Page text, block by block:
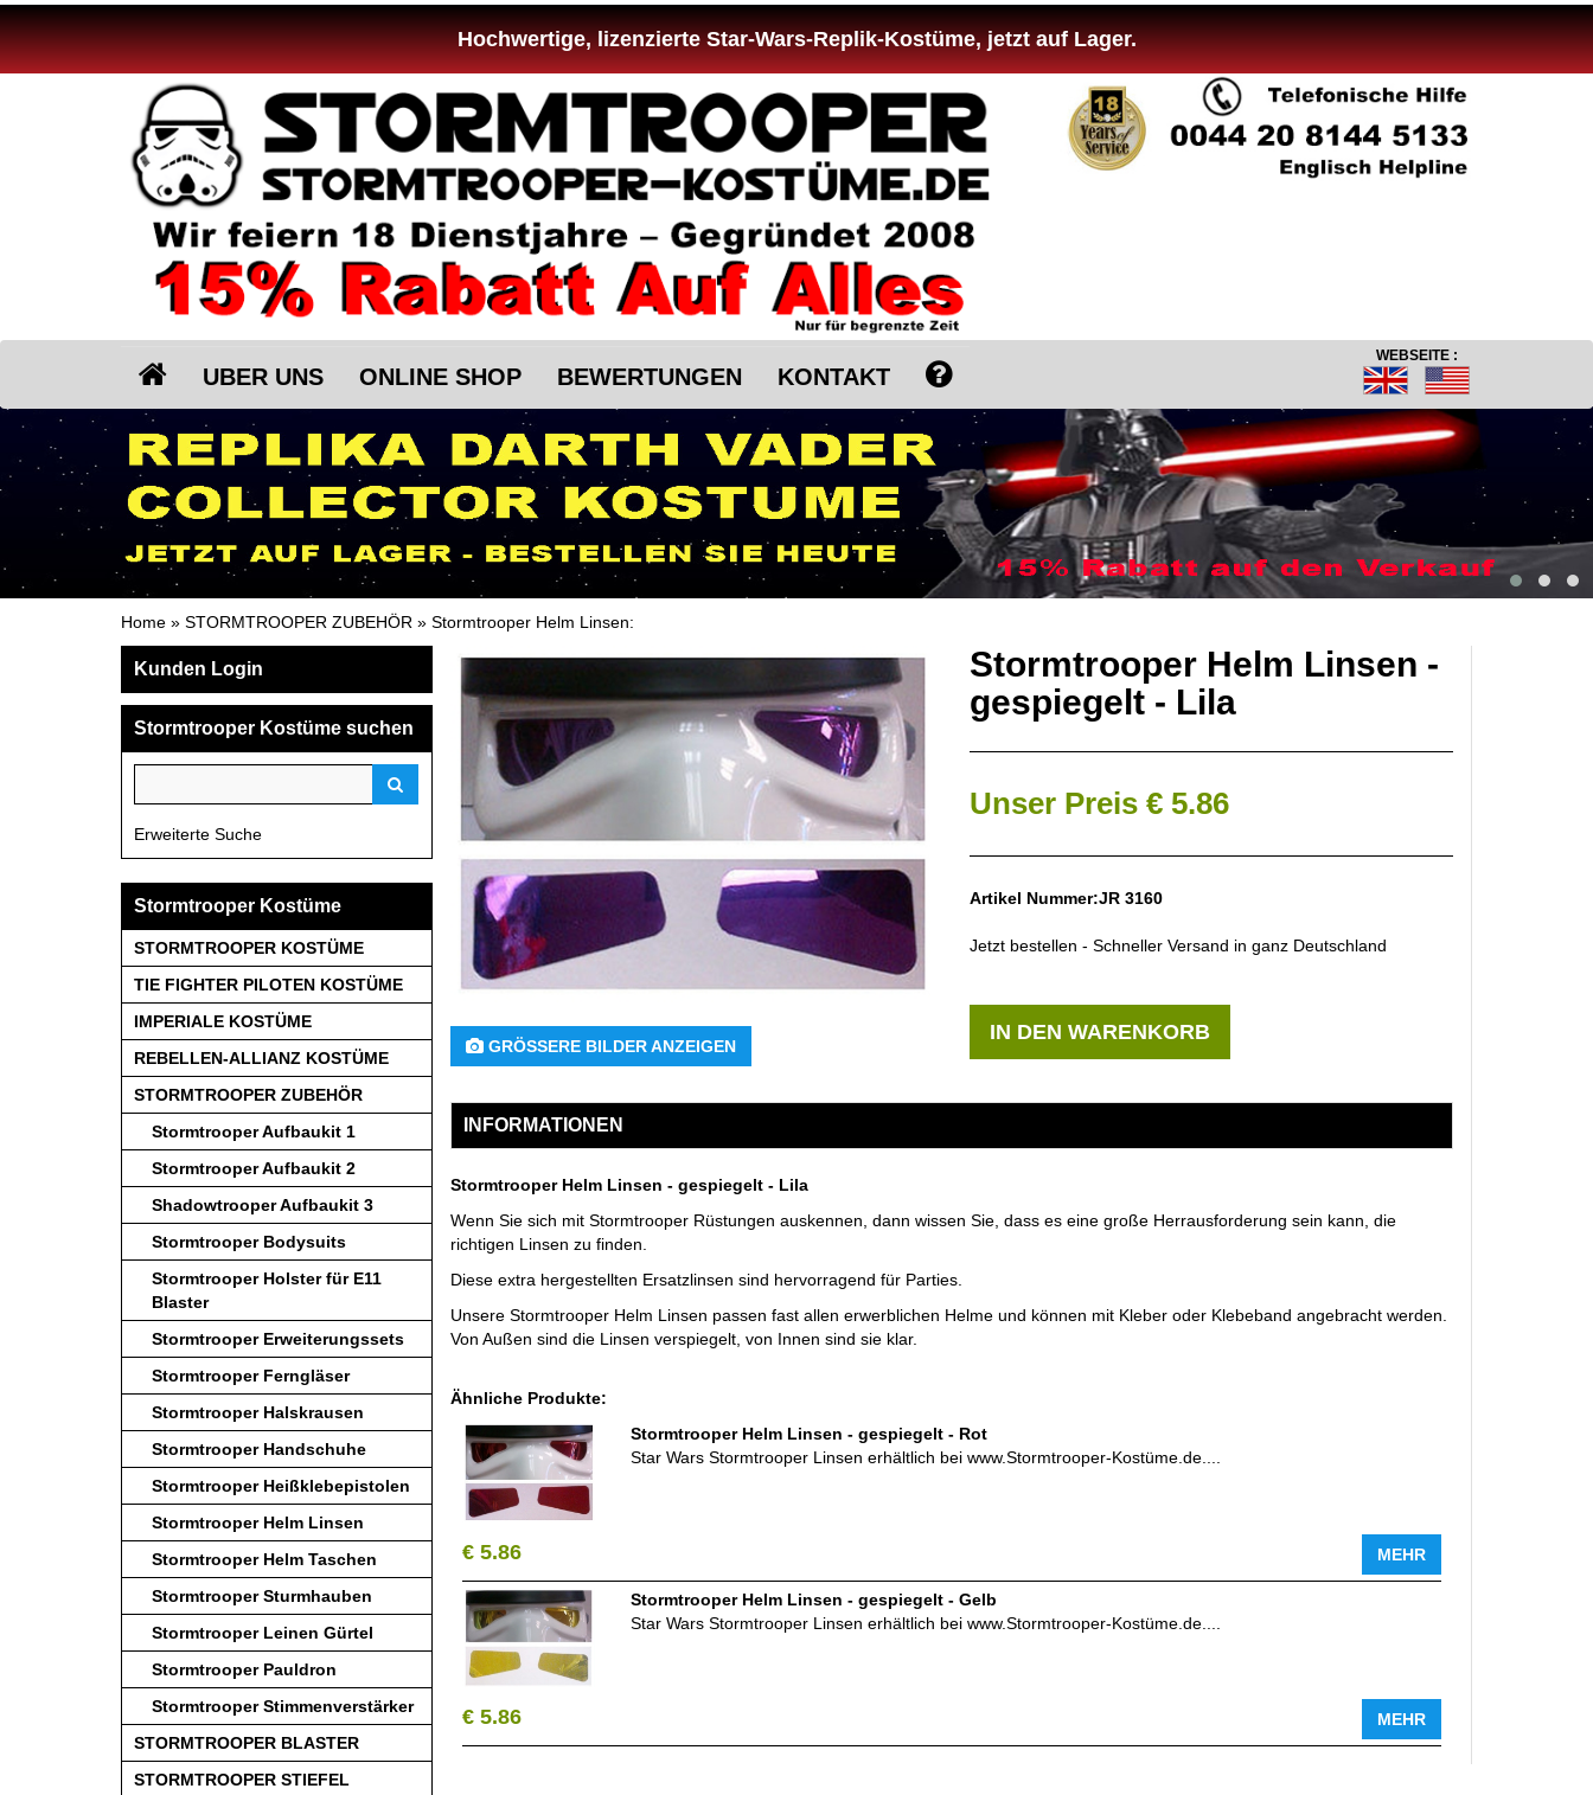
Hochwertige, lizenzierte Star-Wars-Replik-Kostüme, jetzt auf Lager.
UBER UNS ONLINE SHOP BEWERTUNGEN KONTAKT
WEBSEITE :
Home » STORMTROOPER ZUBEHÖR » Stormtrooper Helm Linsen:
Kunden Login
Stormtrooper Kostüme suchen
Erweiterte Suche
Stormtrooper Kostüme
STORMTROOPER KOSTÜME
TIE FIGHTER PILOTEN KOSTÜME
IMPERIALE KOSTÜME
REBELLEN-ALLIANZ KOSTÜME
STORMTROOPER ZUBEHÖR
Stormtrooper Aufbaukit 1
Stormtrooper Aufbaukit 2
Shadowtrooper Aufbaukit 3
Stormtrooper Bodysuits
Stormtrooper Holster für E11
Blaster
Stormtrooper Erweiterungssets
Stormtrooper Ferngläser
Stormtrooper Halskrausen
Stormtrooper Handschuhe
Stormtrooper Heißklebepistolen
Stormtrooper Helm Linsen
Stormtrooper Helm Taschen
Stormtrooper Sturmhauben
Stormtrooper Leinen Gürtel
Stormtrooper Pauldron
Stormtrooper Stimmenverstärker
STORMTROOPER BLASTER
STORMTROOPER STIEFEL
GRÖSSERE BILDER ANZEIGEN
Stormtrooper Helm Linsen -
gespiegelt - Lila
Unser Preis € 5.86
Artikel Nummer:JR 3160
Jetzt bestellen - Schneller Versand in ganz Deutschland
IN DEN WARENKORB
INFORMATIONEN
Stormtrooper Helm Linsen - gespiegelt - Lila
Wenn Sie sich mit Stormtrooper Rüstungen auskennen, dann wissen Sie, dass es eine große Herrausforderung sein kann, die
richtigen Linsen zu finden.
Diese extra hergestellten Ersatzlinsen sind hervorragend für Parties.
Unsere Stormtrooper Helm Linsen passen fast allen erwerblichen Helme und können mit Kleber oder Klebeband angebracht werden.
Von Außen sind die Linsen verspiegelt, von Innen sind sie klar.
Ähnliche Produkte:
Stormtrooper Helm Linsen - gespiegelt - Rot
Star Wars Stormtrooper Linsen erhältlich bei www.Stormtrooper-Kostüme.de....
€ 5.86 MEHR
Stormtrooper Helm Linsen - gespiegelt - Gelb
Star Wars Stormtrooper Linsen erhältlich bei www.Stormtrooper-Kostüme.de....
€ 5.86 MEHR